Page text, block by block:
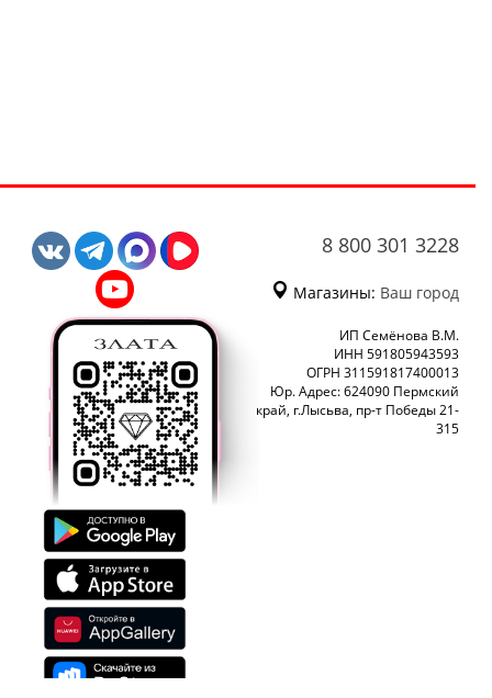
8 800 301 3228
Магазины: Ваш город
ИП Семёнова В.М.
ИНН 591805943593
ОГРН 311591817400013
Юр. Адрес: 624090 Пермский
край, г.Лысьва, пр-т Победы 21-
315